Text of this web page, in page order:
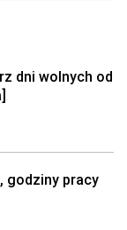
dni wolnych od
godziny pracy